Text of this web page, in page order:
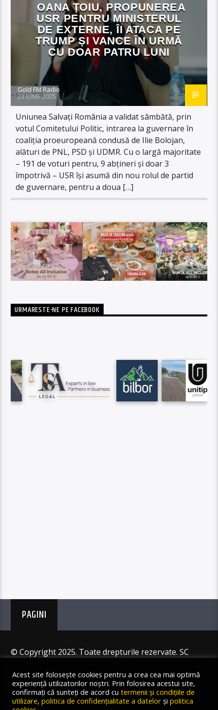
OANA ȚOIU, PROPUNEREA
USR PENTRU MINISTERUL
DE EXTERNE, ÎI ATACA PE
TRUMP ȘI VANCE ÎN URMĂ
CU DOAR PATRU LUNI
Gold FM Radio
23 IUNIE 2025
Uniunea Salvați România a validat sâmbătă, prin
votul Comitetului Politic, intrarea la guvernare în
coaliția proeuropeană condusă de Ilie Bolojan,
alături de PNL, PSD și UDMR. Cu o largă majoritate
– 191 de voturi pentru, 9 abțineri și doar 3
împotrivă – USR își asumă din nou rolul de partid
de guvernare, pentru a doua […]
URMARESTE-NE PE FACEBOOK
PAGINI
© Copyright 2025. Toate drepturile rezervate. SC
Acest site folosește cookies pentru a crea cea mai optimă
experiență utilizatorilor noștri. Prin folosirea acestui site,
confirmați că sunteți de acord cu termenii și condițiile de
utilizare, politica de confidențialitate a datelor și politica